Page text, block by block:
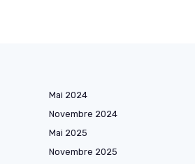
Mai 2024
Novembre 2024
Mai 2025
Novembre 2025